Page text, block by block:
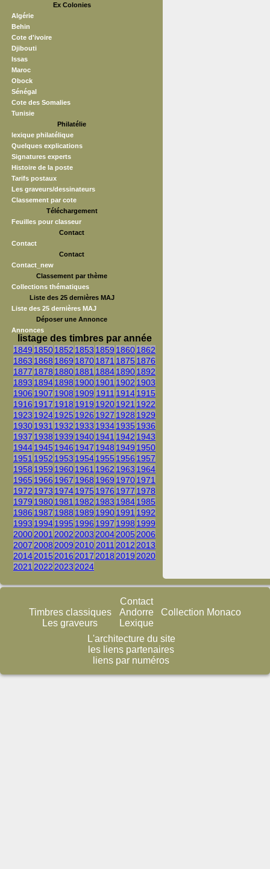
Ex Colonies
Algérie
Behin
Cote d'ivoire
Djibouti
Issas
Maroc
Obock
Sénégal
Cote des Somalies
Tunisie
Philatélie
lexique philatélique
Quelques explications
Signatures experts
Histoire de la poste
Tarifs postaux
Les graveurs/dessinateurs
Classement par cote
Téléchargement
Feuilles pour classeur
Contact
Contact
Contact
Contact_new
Classement par thème
Collections thématiques
Liste des 25 dernières MAJ
Liste des 25 dernières MAJ
Déposer une Annonce
Annonces
listage des timbres par année
1849 18501852 1853 1859 18601862
1863 1868 1869 18701871 1875 1876
1877 1878 18801881 188418901892
1893 18941898 19001901 1902 1903
1906 1907 1908 1909 1911 19141915
1916 1917 1918 1919 19201921 1922
1923 19241925 1926 1927 1928 1929
19301931 1932 1933 19341935 1936
1937 1938 1939 19401941 1942 1943
19441945 1946 1947 1948 1949 1950
1951 1952 1953 19541955 1956 1957
1958 1959 19601961 1962 1963 1964
1965 1966 1967 1968 1969 19701971
1972 1973 19741975 1976 1977 1978
1979 19801981 1982 1983 19841985
1986 1987 1988 1989 19901991 1992
1993 19941995 1996 1997 1998 1999
20002001 2002 2003 20042005 2006
2007 2008 2009 2010 2011 2012 2013
20142015 2016 2017 2018 2019 2020
2021 2022 2023 2024
Timbres classiques
Les graveurs
Contact
Andorre
Lexique
Collection Monaco
L'architecture du site
les liens partenaires
liens par numéros